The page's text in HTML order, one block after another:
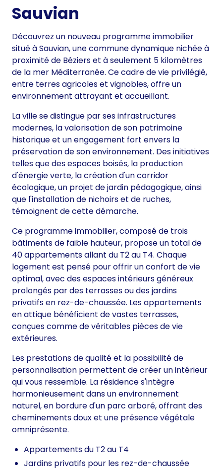
Sauvian
Découvrez un nouveau programme immobilier
situé à Sauvian, une commune dynamique nichée à
proximité de Béziers et à seulement 5 kilomètres
de la mer Méditerranée. Ce cadre de vie privilégié,
entre terres agricoles et vignobles, offre un
environnement attrayant et accueillant.
La ville se distingue par ses infrastructures
modernes, la valorisation de son patrimoine
historique et un engagement fort envers la
préservation de son environnement. Des initiatives
telles que des espaces boisés, la production
d'énergie verte, la création d'un corridor
écologique, un projet de jardin pédagogique, ainsi
que l'installation de nichoirs et de ruches,
témoignent de cette démarche.
Ce programme immobilier, composé de trois
bâtiments de faible hauteur, propose un total de
40 appartements allant du T2 au T4. Chaque
logement est pensé pour offrir un confort de vie
optimal, avec des espaces intérieurs généreux
prolongés par des terrasses ou des jardins
privatifs en rez-de-chaussée. Les appartements
en attique bénéficient de vastes terrasses,
conçues comme de véritables pièces de vie
extérieures.
Les prestations de qualité et la possibilité de
personnalisation permettent de créer un intérieur
qui vous ressemble. La résidence s'intègre
harmonieusement dans un environnement
naturel, en bordure d'un parc arboré, offrant des
cheminements doux et une présence végétale
omniprésente.
Appartements du T2 au T4
Jardins privatifs pour les rez-de-chaussée